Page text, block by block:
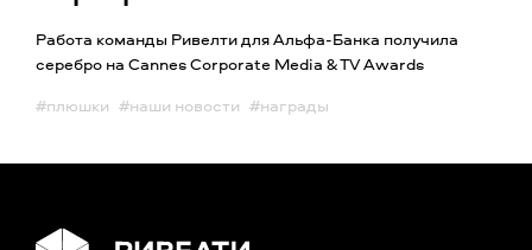
Работа команды Ривелти для Альфа-Банка получила
серебро на Cannes Corporate Media & TV Awards
#плюшки #наши новости #награды